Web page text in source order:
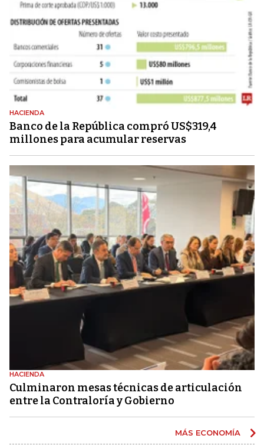
HACIENDA
Banco de la República compró US$319,4
millones para acumular reservas
HACIENDA
Culminaron mesas técnicas de articulación
entre la Contraloría y Gobierno
MÁS ECONOMÍA